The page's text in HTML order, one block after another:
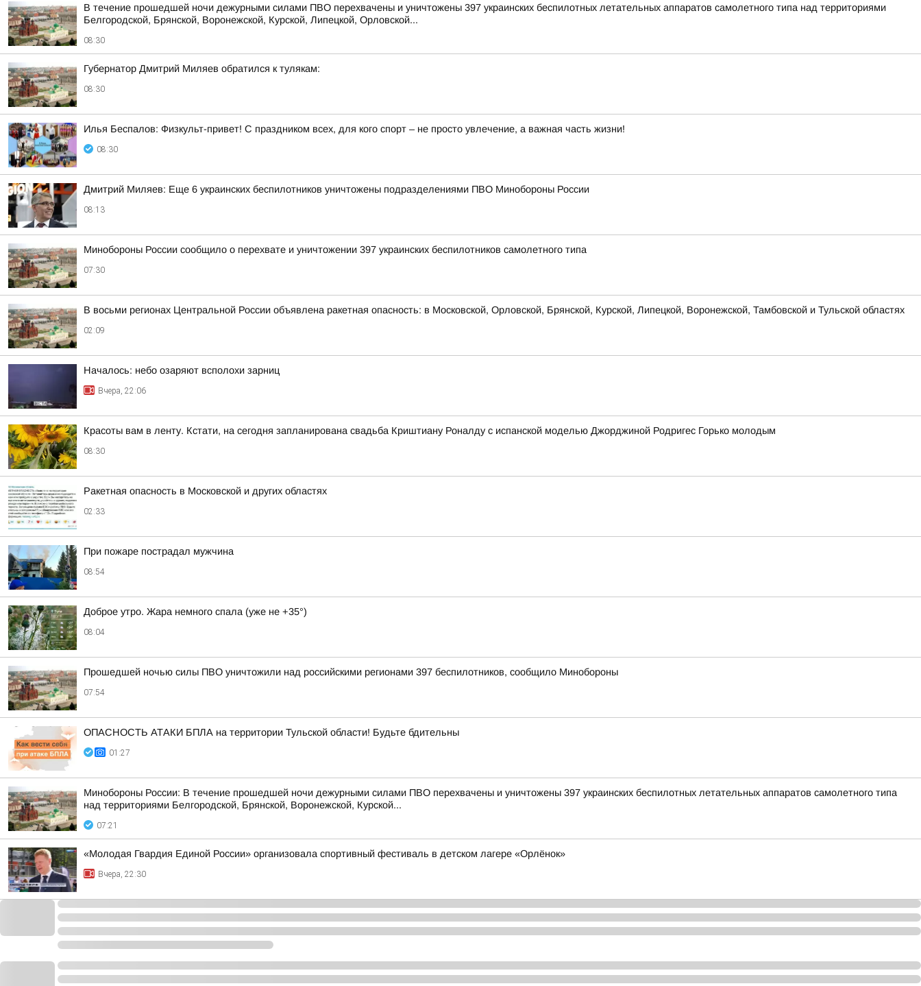
В течение прошедшей ночи дежурными силами ПВО перехвачены и уничтожены 397 украинских беспилотных летательных аппаратов самолетного типа над территориями
Белгородской, Брянской, Воронежской, Курской, Липецкой, Орловской...
08:30
Губернатор Дмитрий Миляев обратился к тулякам:
08:30
Илья Беспалов: Физкульт-привет! С праздником всех, для кого спорт – не просто увлечение, а важная часть жизни!
08:30
Дмитрий Миляев: Еще 6 украинских беспилотников уничтожены подразделениями ПВО Минобороны России
08:13
Минобороны России сообщило о перехвате и уничтожении 397 украинских беспилотников самолетного типа
07:30
В восьми регионах Центральной России объявлена ракетная опасность: в Московской, Орловской, Брянской, Курской, Липецкой, Воронежской, Тамбовской и Тульской областях
02:09
Началось: небо озаряют всполохи зарниц
Вчера, 22:06
Красоты вам в ленту. Кстати, на сегодня запланирована свадьба Криштиану Роналду с испанской моделью Джорджиной Родригес Горько молодым
08:30
Ракетная опасность в Московской и других областях
02:33
При пожаре пострадал мужчина
08:54
Доброе утро. Жара немного спала (уже не +35°)
08:04
Прошедшей ночью силы ПВО уничтожили над российскими регионами 397 беспилотников, сообщило Минобороны
07:54
ОПАСНОСТЬ АТАКИ БПЛА на территории Тульской области! Будьте бдительны
01:27
Минобороны России: В течение прошедшей ночи дежурными силами ПВО перехвачены и уничтожены 397 украинских беспилотных летательных аппаратов самолетного типа
над территориями Белгородской, Брянской, Воронежской, Курской...
07:21
«Молодая Гвардия Единой России» организовала спортивный фестиваль в детском лагере «Орлёнок»
Вчера, 22:30